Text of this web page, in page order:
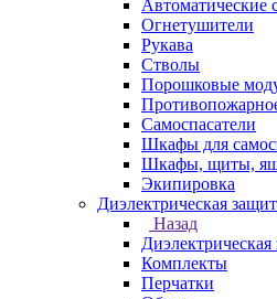
Автоматические
Огнетушители
Рукава
Стволы
Порошковые
Самоспасатели
Шкафы для
Шкафы, щиты,
Экипировка
Диэлектрическая
Назад
Диэлектрическая
Комплекты
Перчатки